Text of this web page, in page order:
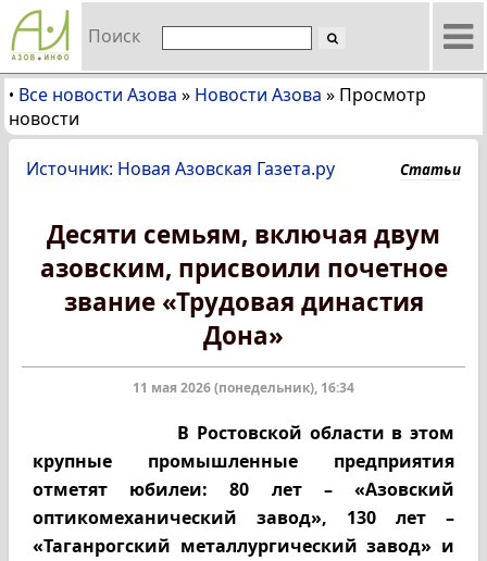
Поиск
• Все новости Азова » Новости Азова » Просмотр
новости
Источник: Новая Азовская Газета.ру Статьи
Десяти семьям, включая двум
азовским, присвоили почетное
звание «Трудовая династия
Дона»
11 мая 2026 (понедельник), 16:34
В Ростовской области в этом
крупные промышленные предприятия
отметят юбилеи: 80 лет – «Азовский
оптикомеханический завод», 130 лет –
«Таганрогский металлургический завод» и